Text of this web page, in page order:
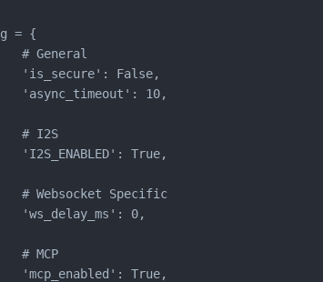
= {
# General
'is_secure': False,
'async_timeout': 10,
# I2S
'I2S_ENABLED': True,
# Websocket Specific
'ws_delay_ms': 0,
# MCP
'mcp_enabled': True,